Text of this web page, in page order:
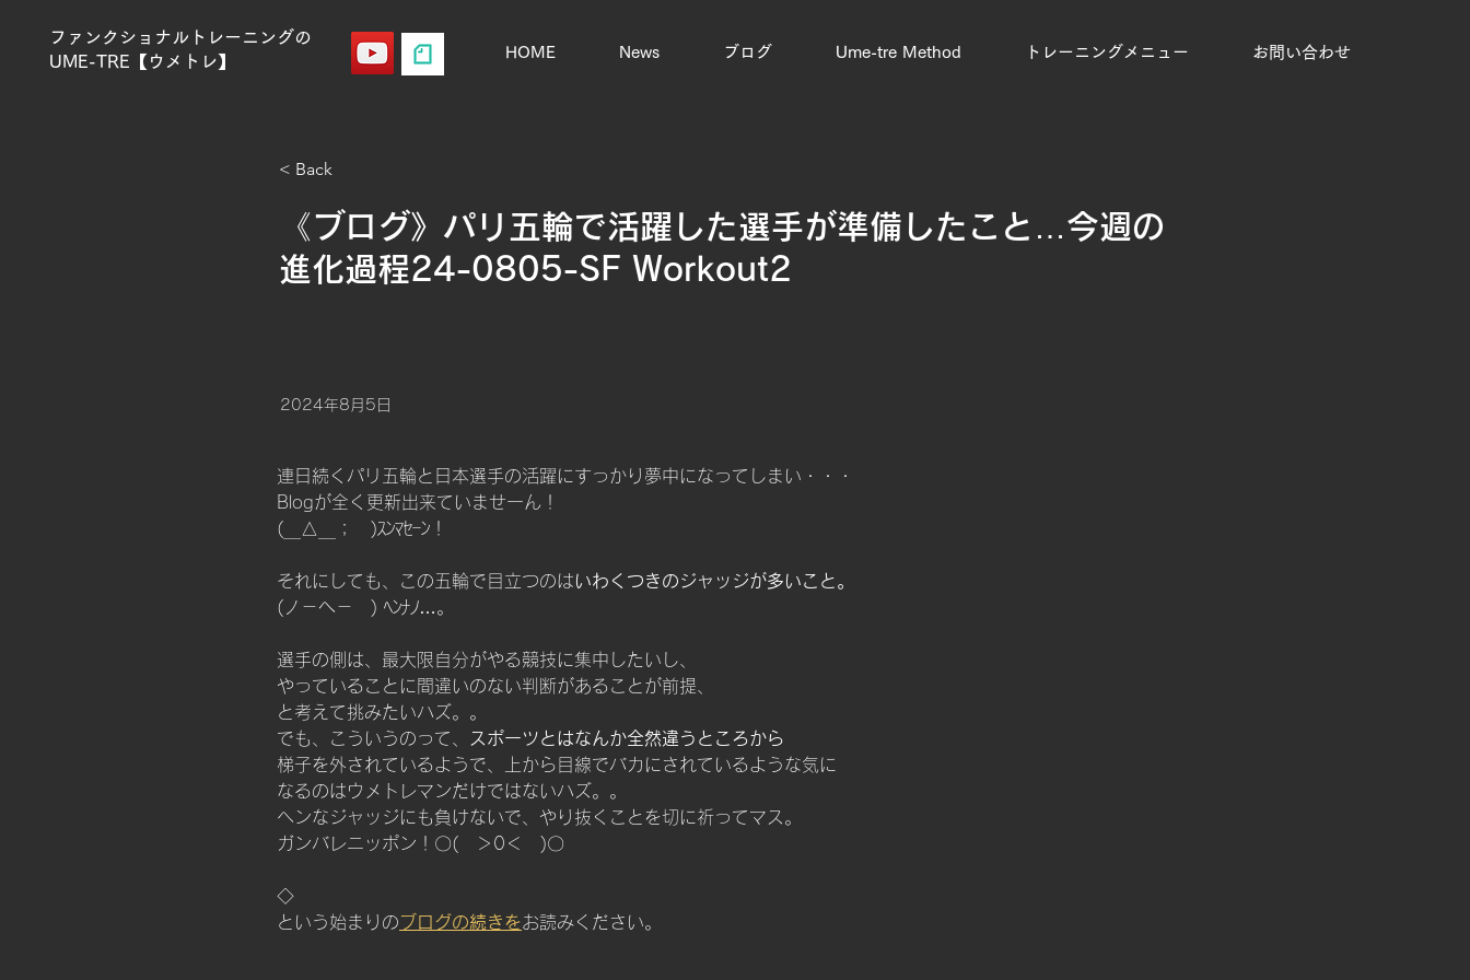
ファンクショナルトレーニングの
UME-TRE【ウメトレ】
HOME News ブログ Ume-tre Method トレーニングメニュー お問い合わせ
< Back
《ブログ》パリ五輪で活躍した選手が準備したこと…今週の
進化過程24-0805-SF Workout2
2024年8月5日
連日続くパリ五輪と日本選手の活躍にすっかり夢中になってしまい・・・
Blogが全く更新出来ていませーん！
(＿△＿；　)ｽﾝﾏｾｰﾝ！
それにしても、この五輪で目立つのはいわくつきのジャッジが多いこと。
(ノ－へ－　) ﾍﾝﾅﾉ…。
選手の側は、最大限自分がやる競技に集中したいし、
やっていることに間違いのない判断があることが前提、
と考えて挑みたいハズ。。
でも、こういうのって、
スポーツとはなんか全然違うところから
梯子を外されているようで、上から目線でバカにされているような気に
なるのはウメトレマンだけではないハズ。。
ヘンなジャッジにも負けないで、やり抜くことを切に祈ってマス。
ガンバレニッポン！〇(　＞0＜　)〇
◇
という始まりのブログの続きをお読みください。